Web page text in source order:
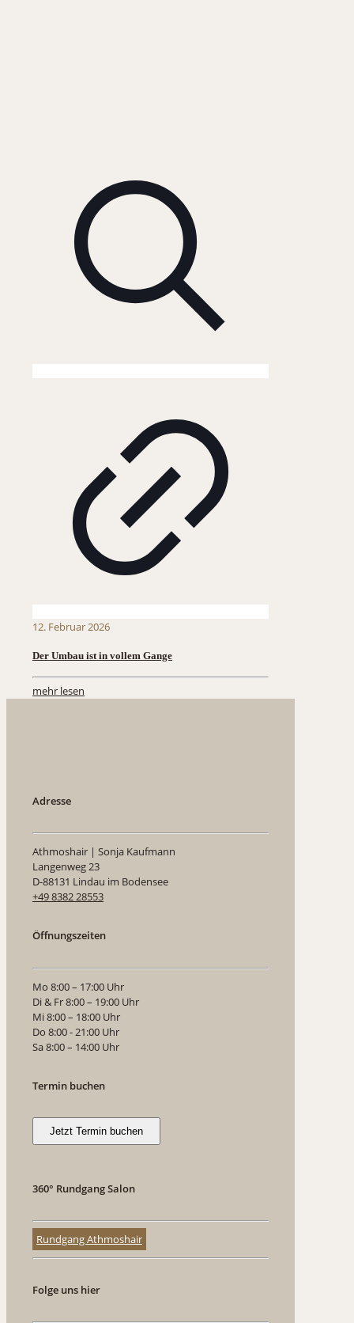
12. Februar 2026
Der Umbau ist in vollem Gange
mehr lesen
Adresse
Athmoshair | Sonja Kaufmann
Langenweg 23
D-88131 Lindau im Bodensee
+49 8382 28553
Öffnungszeiten
Mo 8:00 – 17:00 Uhr
Di & Fr 8:00 – 19:00 Uhr
Mi 8:00 – 18:00 Uhr
Do 8:00 - 21:00 Uhr
Sa 8:00 – 14:00 Uhr
Termin buchen
Jetzt Termin buchen
360° Rundgang Salon
Rundgang Athmoshair
Folge uns hier